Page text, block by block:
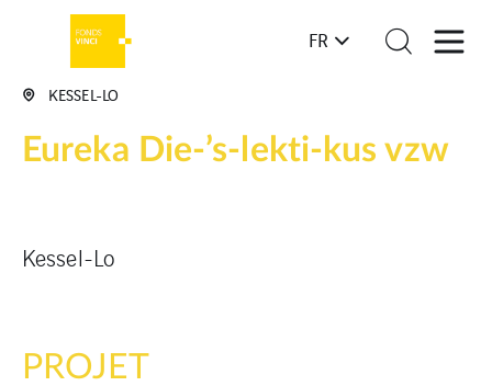
FR
KESSEL-LO
Eureka Die-’s-lekti-kus vzw
Kessel-Lo
PROJET